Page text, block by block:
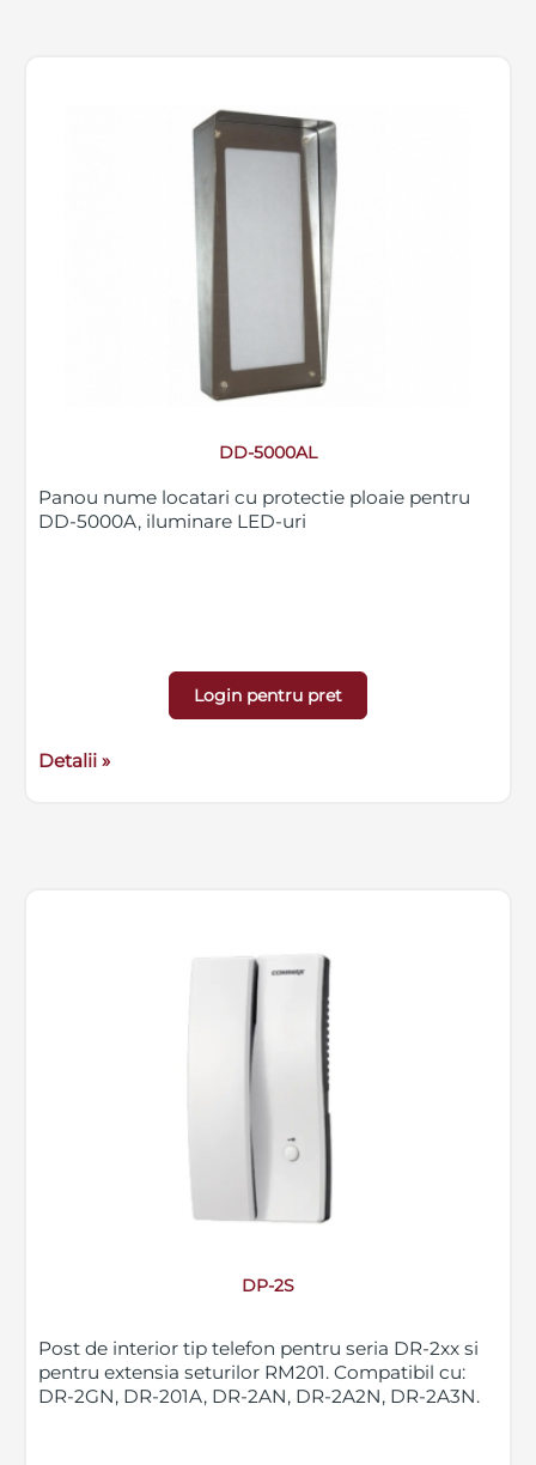
DD-5000AL
Panou nume locatari cu protectie ploaie pentru
DD-5000A, iluminare LED-uri
Login pentru pret
Detalii »
DP-2S
Post de interior tip telefon pentru seria DR-2xx si
pentru extensia seturilor RM201. Compatibil cu:
DR-2GN, DR-201A, DR-2AN, DR-2A2N, DR-2A3N.